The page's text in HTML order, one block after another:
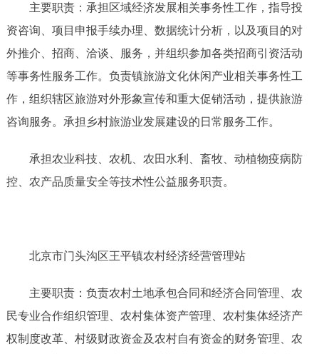
主要职责：承担区域经济发展相关事务性工作，指导投
资咨询、项目申报手续办理、数据统计分析，以及项目的对
外推介、招商、洽谈、服务，并组织参加各类招商引资活动
等事务性服务工作。负责镇旅游文化休闲产业相关事务性工
作，组织辖区旅游对外形象宣传和重大促销活动，提供旅游
咨询服务。承担乡村旅游业发展建设的日常服务工作。
承担农业科技、农机、农田水利、畜牧、动植物疫病防
控、农产品质量安全等技术性公益服务职责。
北京市门头沟区王平镇农村经济经营管理站
主要职责：负责农村土地承包合同和经济合同管理、农
民专业合作组织管理、农村集体资产管理、农村集体经济产
权制度改革、村级财政资金及农村自有资金的财务管理、农